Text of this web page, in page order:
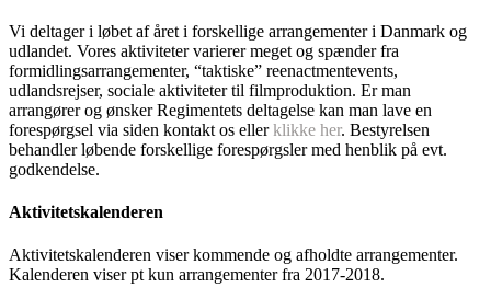
Vi deltager i løbet af året i forskellige arrangementer i Danmark og
udlandet. Vores aktiviteter varierer meget og spænder fra
formidlingsarrangementer, “taktiske” reenactmentevents,
udlandsrejser, sociale aktiviteter til filmproduktion. Er man
arrangører og ønsker Regimentets deltagelse kan man lave en
forespørgsel via siden kontakt os ellerklikke her. Bestyrelsen
behandler løbende forskellige forespørgsler med henblik på evt.
godkendelse.
Aktivitetskalenderen
Aktivitetskalenderen viser kommende og afholdte arrangementer.
Kalenderen viser pt kun arrangementer fra 2017-2018.